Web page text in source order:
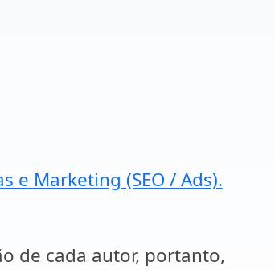
e Marketing (SEO / Ads).
de cada autor, portanto,